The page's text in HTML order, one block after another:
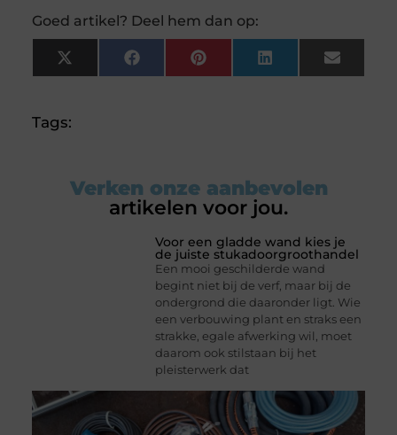
Goed artikel? Deel hem dan op:
X
(Twitter)
FacebookPinterestLinkedInEmail
Tags:
Verken onze aanbevolen
artikelen voor jou.
Voor een gladde wand kies je
de juiste stukadoorgroothandel
Een mooi geschilderde wand
begint niet bij de verf, maar bij de
ondergrond die daaronder ligt. Wie
een verbouwing plant en straks een
strakke, egale afwerking wil, moet
daarom ook stilstaan bij het
pleisterwerk dat